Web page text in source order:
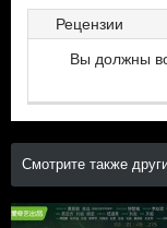
Рецензии
Вы должны
Смотрите также